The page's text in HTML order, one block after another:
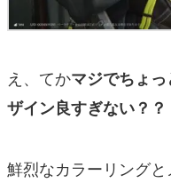
え、てかマジでちょ
ザイン良すぎない？？
鮮烈なカラーリング